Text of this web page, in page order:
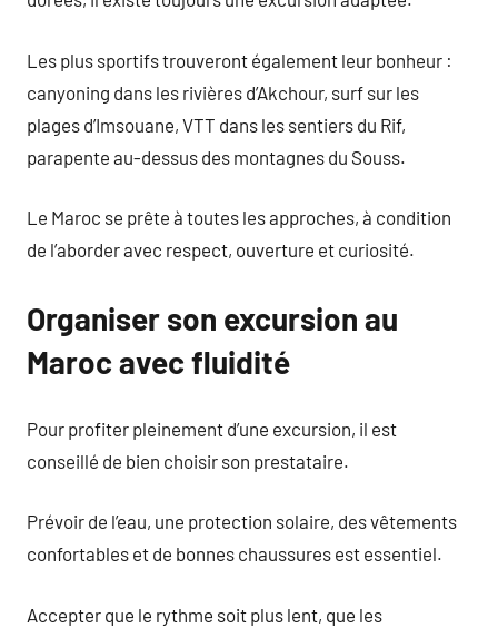
Les plus sportifs trouveront également leur bonheur :
canyoning dans les rivières d’Akchour, surf sur les
plages d’Imsouane, VTT dans les sentiers du Rif,
parapente au-dessus des montagnes du Souss.
Le Maroc se prête à toutes les approches, à condition
de l’aborder avec respect, ouverture et curiosité.
Organiser son excursion au
Maroc avec fluidité
Pour profiter pleinement d’une excursion, il est
conseillé de bien choisir son prestataire.
Prévoir de l’eau, une protection solaire, des vêtements
confortables et de bonnes chaussures est essentiel.
Accepter que le rythme soit plus lent, que les